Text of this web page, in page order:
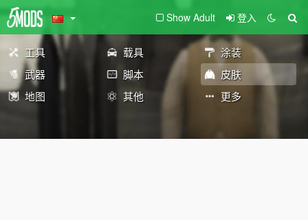
Show Adult 登入
工具 载具
涂装
武器
脚本
皮肤
地图
其他 更多